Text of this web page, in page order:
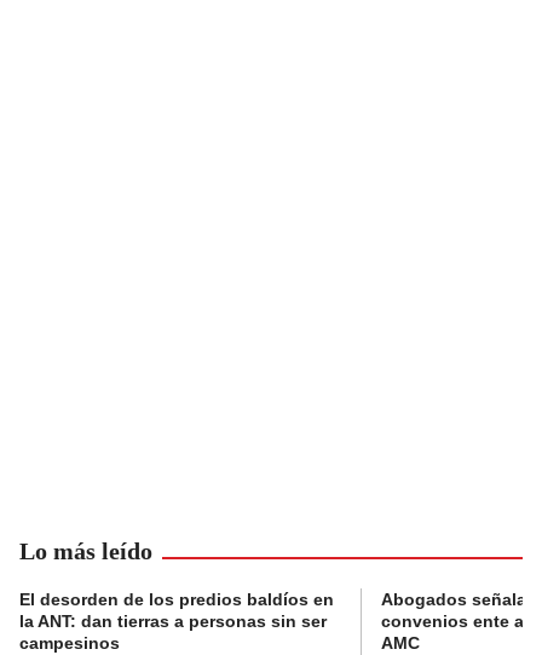
Lo más leído
El desorden de los predios baldíos en
la ANT: dan tierras a personas sin ser
campesinos
Abogados
convenios ente
AMC